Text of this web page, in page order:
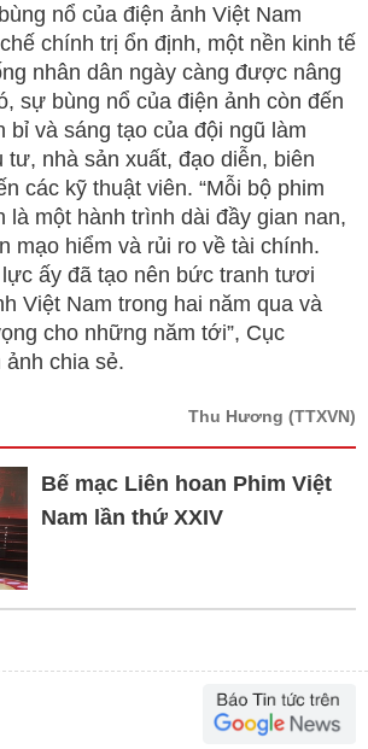
nổ của điện ảnh Việt Nam
chính trị ổn định, một nền kinh tế
nhân dân ngày càng được nâng
sự bùng nổ của điện ảnh còn đến
và sáng tạo của đội ngũ làm
tư, nhà sản xuất, đạo diễn, biên
các kỹ thuật viên. “Mỗi bộ phim
là một hành trình dài đầy gian nan,
mạo hiểm và rủi ro về tài chính.
ấy đã tạo nên bức tranh tươi
Việt Nam trong hai năm qua và
cho những năm tới”, Cục
chia sẻ.
Thu Hương (TTXVN)
Bế mạc Liên hoan Phim Việt
Nam lần thứ XXIV